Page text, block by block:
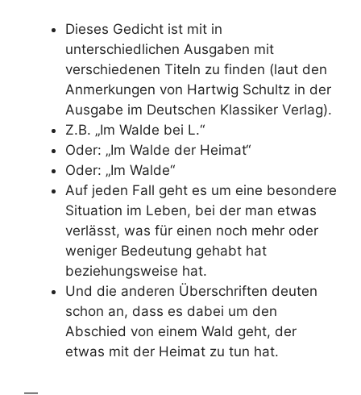
Dieses Gedicht ist mit in
unterschiedlichen Ausgaben mit
verschiedenen Titeln zu finden (laut den
Anmerkungen von Hartwig Schultz in der
Ausgabe im Deutschen Klassiker Verlag).
Z.B. „Im Walde bei L.“
Oder: „Im Walde der Heimat“
Oder: „Im Walde“
Auf jeden Fall geht es um eine besondere
Situation im Leben, bei der man etwas
verlässt, was für einen noch mehr oder
weniger Bedeutung gehabt hat
beziehungsweise hat.
Und die anderen Überschriften deuten
schon an, dass es dabei um den
Abschied von einem Wald geht, der
etwas mit der Heimat zu tun hat.